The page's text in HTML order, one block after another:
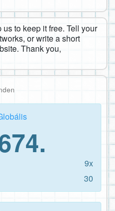
to keep it free. Tell your
or write a short
Thank you,
9x
30